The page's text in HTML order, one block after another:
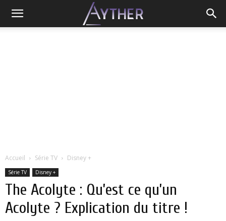
Accueil Série TV Disney +
Série TV Disney +
The Acolyte : Qu’est ce qu’un
Acolyte ? Explication du titre !